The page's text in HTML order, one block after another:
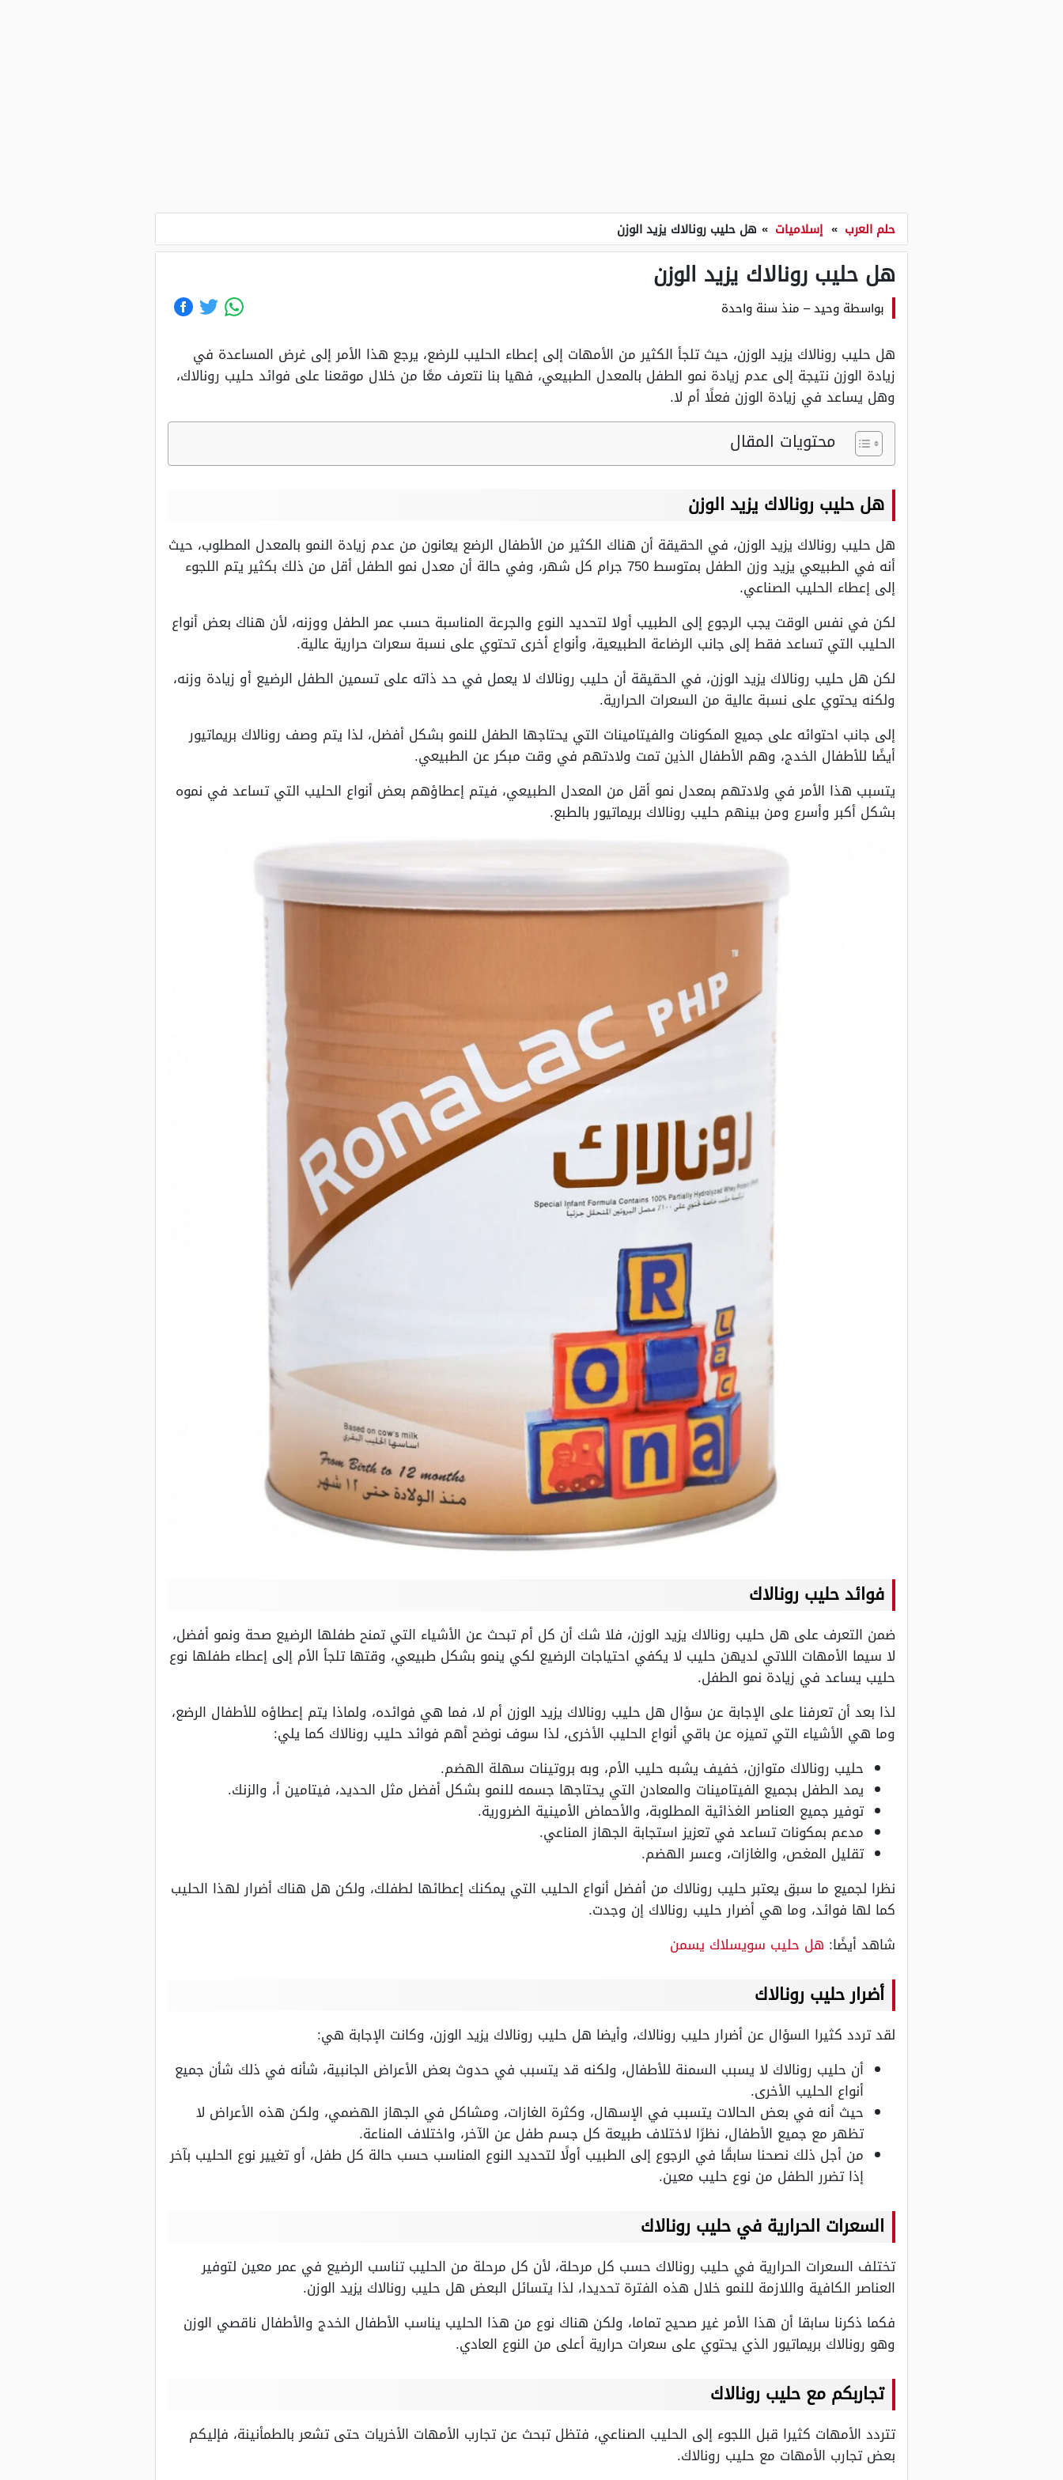
حلم العرب » إسلاميات » هل حليب رونالاك يزيد الوزن
هل حليب رونالاك يزيد الوزن
بواسطة وحيد– منذ سنة واحدة
هل حليب رونالاك يزيد الوزن، حيث تلجأ الكثير من الأمهات إلى إعطاء الحليب للرضع، يرجع هذا الأمر إلى غرض المساعدة في
زيادة الوزن نتيجة إلى عدم زيادة نمو الطفل بالمعدل الطبيعي، فهيا بنا نتعرف معًا من خلال موقعنا على فوائد حليب رونالاك،
وهل يساعد في زيادة الوزن فعلًا أم لا.
محتويات المقال
هل حليب رونالاك يزيد الوزن
هل حليب رونالاك يزيد الوزن، في الحقيقة أن هناك الكثير من الأطفال الرضع يعانون من عدم زيادة النمو بالمعدل المطلوب، حيث
أنه في الطبيعي يزيد وزن الطفل بمتوسط 750 جرام كل شهر، وفي حالة أن معدل نمو الطفل أقل من ذلك بكثير يتم اللجوء
إلى إعطاء الحليب الصناعي.
لكن في نفس الوقت يجب الرجوع إلى الطبيب أولا لتحديد النوع والجرعة المناسبة حسب عمر الطفل ووزنه، لأن هناك بعض أنواع
الحليب التي تساعد فقط إلى جانب الرضاعة الطبيعية، وأنواع أخرى تحتوي على نسبة سعرات حرارية عالية.
لكن هل حليب رونالاك يزيد الوزن، في الحقيقة أن حليب رونالاك لا يعمل في حد ذاته على تسمين الطفل الرضيع أو زيادة وزنه،
ولكنه يحتوي على نسبة عالية من السعرات الحرارية.
إلى جانب احتوائه على جميع المكونات والفيتامينات التي يحتاجها الطفل للنمو بشكل أفضل، لذا يتم وصف رونالاك بريماتيور
أيضًا للأطفال الخدج، وهم الأطفال الذين تمت ولادتهم في وقت مبكر عن الطبيعي.
يتسبب هذا الأمر في ولادتهم بمعدل نمو أقل من المعدل الطبيعي، فيتم إعطاؤهم بعض أنواع الحليب التي تساعد في نموه
بشكل أكبر وأسرع ومن بينهم حليب رونالاك بريماتيور بالطبع.
فوائد حليب رونالاك
ضمن التعرف على هل حليب رونالاك يزيد الوزن، فلا شك أن كل أم تبحث عن الأشياء التي تمنح طفلها الرضيع صحة ونمو أفضل،
لا سيما الأمهات اللاتي لديهن حليب لا يكفي احتياجات الرضيع لكي ينمو بشكل طبيعي، وقتها تلجأ الأم إلى إعطاء طفلها نوع
حليب يساعد في زيادة نمو الطفل.
لذا بعد أن تعرفنا على الإجابة عن سؤال هل حليب رونالاك يزيد الوزن أم لا، فما هي فوائده، ولماذا يتم إعطاؤه للأطفال الرضع،
وما هي الأشياء التي تميزه عن باقي أنواع الحليب الأخرى، لذا سوف نوضح أهم فوائد حليب رونالاك كما يلي:
حليب رونالاك متوازن، خفيف يشبه حليب الأم، وبه بروتينات سهلة الهضم.
يمد الطفل بجميع الفيتامينات والمعادن التي يحتاجها جسمه للنمو بشكل أفضل مثل الحديد، فيتامين أ، والزنك.
توفير جميع العناصر الغذائية المطلوبة، والأحماض الأمينية الضرورية.
مدعم بمكونات تساعد في تعزيز استجابة الجهاز المناعي.
تقليل المغص، والغازات، وعسر الهضم.
نظرا لجميع ما سبق يعتبر حليب رونالاك من أفضل أنواع الحليب التي يمكنك إعطائها لطفلك، ولكن هل هناك أضرار لهذا الحليب
كما لها فوائد، وما هي أضرار حليب رونالاك إن وجدت.
شاهد أيضًا: هل حليب سويسلاك يسمن
أضرار حليب رونالاك
لقد تردد كثيرا السؤال عن أضرار حليب رونالاك، وأيضا هل حليب رونالاك يزيد الوزن، وكانت الإجابة هي:
أن حليب رونالاك لا يسبب السمنة للأطفال، ولكنه قد يتسبب في حدوث بعض الأعراض الجانبية، شأنه في ذلك شأن جميع
أنواع الحليب الأخرى.
حيث أنه في بعض الحالات يتسبب في الإسهال، وكثرة الغازات، ومشاكل في الجهاز الهضمي، ولكن هذه الأعراض لا
تظهر مع جميع الأطفال، نظرًا لاختلاف طبيعة كل جسم طفل عن الآخر، واختلاف المناعة.
من أجل ذلك نصحنا سابقًا في الرجوع إلى الطبيب أولًا لتحديد النوع المناسب حسب حالة كل طفل، أو تغيير نوع الحليب بآخر
إذا تضرر الطفل من نوع حليب معين.
السعرات الحرارية في حليب رونالاك
تختلف السعرات الحرارية في حليب رونالاك حسب كل مرحلة، لأن كل مرحلة من الحليب تناسب الرضيع في عمر معين لتوفير
العناصر الكافية واللازمة للنمو خلال هذه الفترة تحديدا، لذا يتسائل البعض هل حليب رونالاك يزيد الوزن.
فكما ذكرنا سابقا أن هذا الأمر غير صحيح تماما، ولكن هناك نوع من هذا الحليب يناسب الأطفال الخدج والأطفال ناقصي الوزن
وهو رونالاك بريماتيور الذي يحتوي على سعرات حرارية أعلى من النوع العادي.
تجاربكم مع حليب رونالاك
تتردد الأمهات كثيرا قبل اللجوء إلى الحليب الصناعي، فتظل تبحث عن تجارب الأمهات الأخريات حتى تشعر بالطمأنينة، فإليكم
بعض تجارب الأمهات مع حليب رونالاك.